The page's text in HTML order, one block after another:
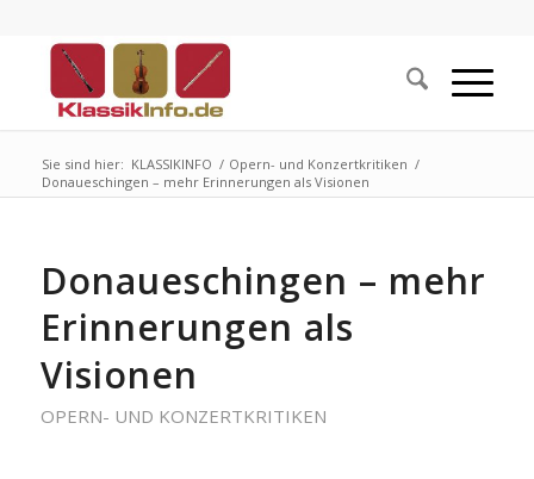
Sie sind hier: KLASSIKINFO / Opern- und Konzertkritiken /
Donaueschingen – mehr Erinnerungen als Visionen
Donaueschingen – mehr
Erinnerungen als
Visionen
OPERN- UND KONZERTKRITIKEN